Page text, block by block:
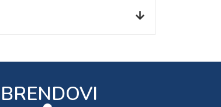
BRENDOVI